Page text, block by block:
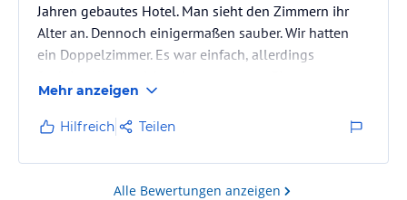
Jahren gebautes Hotel. Man sieht den Zimmern ihr
Alter an. Dennoch einigermaßen sauber. Wir hatten
ein Doppelzimmer. Es war einfach, allerdings
Kühlschrank, (relativ) laute Klimaanlage, Ventilator
an der Decke, Fernseher und sogar ein DVD player.
Und es gab ausreichend Steckdosen! Sowohl das
Zimmer als auch die Dusche boten genug Platz für 2
Personen. Wir hatten ÜF für ca. 30USD pro Tag
Mehr anzeigen
Hilfreich Teilen
Alle Bewertungen anzeigen